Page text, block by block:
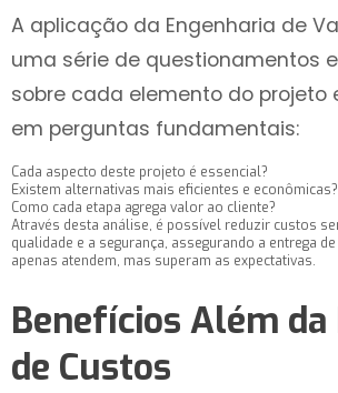
A aplicação da Engenharia de
uma série de questionamentos
sobre cada elemento do projeto
em perguntas fundamentais:
Cada aspecto deste projeto é essencial?
Existem alternativas mais eficientes e econômicas?
Como cada etapa agrega valor ao cliente?
Através desta análise, é possível reduzir custos
qualidade e a segurança, assegurando a entrega
apenas atendem, mas superam as expectativas.
Benefícios Além da
de Custos